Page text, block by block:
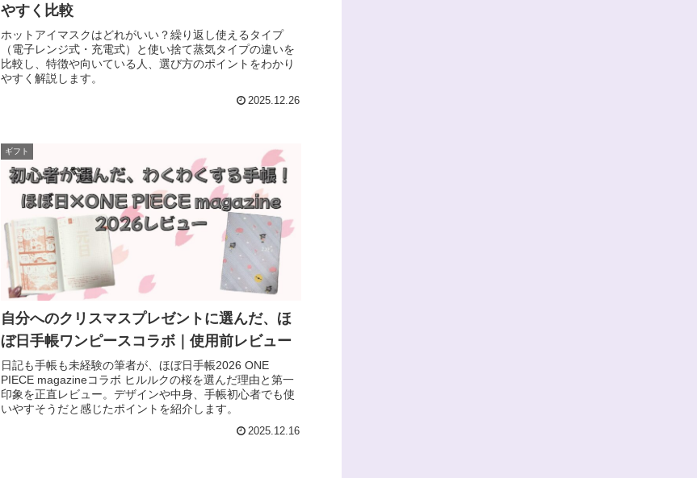
やすく比較
ホットアイマスクはどれがいい？繰り返し使えるタイプ
（電子レンジ式・充電式）と使い捨て蒸気タイプの違いを
比較し、特徴や向いている人、選び方のポイントをわかり
やすく解説します。
2025.12.26
ギフト
自分へのクリスマスプレゼントに選んだ、ほ
ぼ日手帳ワンピースコラボ｜使用前レビュー
日記も手帳も未経験の筆者が、ほぼ日手帳2026 ONE
PIECE magazineコラボ ヒルルクの桜を選んだ理由と第一
印象を正直レビュー。デザインや中身、手帳初心者でも使
いやすそうだと感じたポイントを紹介します。
2025.12.16